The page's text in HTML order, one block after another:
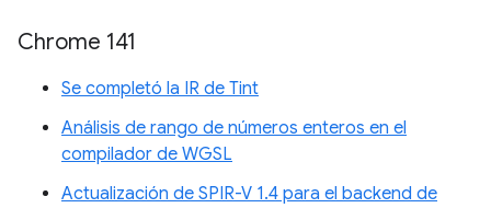
Chrome 141
Se completó la IR de Tint
Análisis de rango de números enteros en el
compilador de WGSL
Actualización de SPIR-V 1.4 para el backend de